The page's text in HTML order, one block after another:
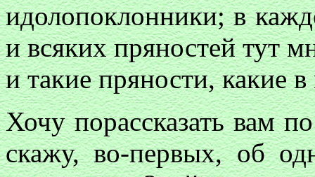
идолопоклонники; в
и всяких пряностей тут
и такие пряности, какие
Хочу порассказать вам
скажу, во-первых, об